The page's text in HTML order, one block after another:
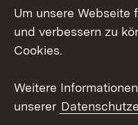
X / Twitter
Youtube
Kontakt
Um unsere Webseite
und verbessern zu
Cookies.
Weitere
unserer